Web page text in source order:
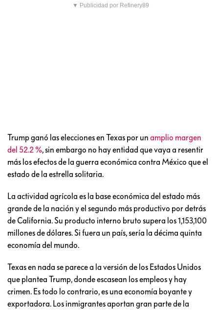
▼ Publicidad por Refinery89
Trump ganó las elecciones en Texas por un amplio margen
del 52.2 %, sin embargo no hay entidad que vaya a resentir
más los efectos de la guerra económica contra México que el
estado de la estrella solitaria.
La actividad agrícola es la base económica del estado más
grande de la nación y el segundo más productivo por detrás
de California. Su producto interno bruto supera los 1,153,100
millones de dólares. Si fuera un país, sería la décima quinta
economía del mundo.
Texas en nada se parece a la versión de los Estados Unidos
que plantea Trump, donde escasean los empleos y hay
crimen. Es todo lo contrario, es una economía boyante y
exportadora. Los inmigrantes aportan gran parte de la